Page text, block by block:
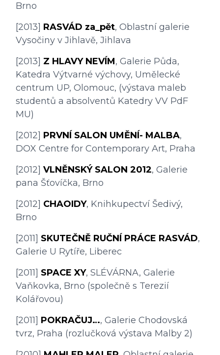
Brno
[2013] RASVÁD za_pět, Oblastní galerie
Vysočiny v Jihlavě, Jihlava
[2013] Z HLAVY NEVÍM, Galerie Půda,
Katedra Výtvarné výchovy, Umělecké
centrum UP, Olomouc, (výstava maleb
studentů a absolventů Katedry VV PdF
MU)
[2012] PRVNÍ SALON UMĚNÍ- MALBA,
DOX Centre for Contemporary Art, Praha
[2012] VLNĚNSKÝ SALON 2012, Galerie
pana Šťovíčka, Brno
[2012] CHAOIDY, Knihkupectví Šedivý,
Brno
[2011] SKUTEČNĚ RUČNÍ PRÁCE RASVÁD,
Galerie U Rytíře, Liberec
[2011] SPACE XY, SLÉVÁRNA, Galerie
Vaňkovka, Brno (společně s Terezií
Kolářovou)
[2011] POKRAČUJ…, Galerie Chodovská
tvrz, Praha (rozlučková výstava Malby 2)